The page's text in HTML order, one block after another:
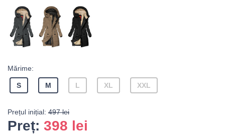
Mărime:
S M L XL XXL
Prețul inițial: 497 lei
Preț: 398 lei